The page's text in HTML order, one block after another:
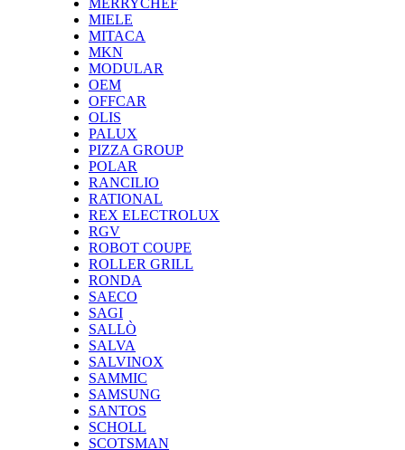
MERRYCHEF
MIELE
MITACA
MKN
MODULAR
OEM
OFFCAR
OLIS
PALUX
PIZZA GROUP
POLAR
RANCILIO
RATIONAL
REX ELECTROLUX
RGV
ROBOT COUPE
ROLLER GRILL
RONDA
SAECO
SAGI
SALLÒ
SALVA
SALVINOX
SAMMIC
SAMSUNG
SANTOS
SCHOLL
SCOTSMAN